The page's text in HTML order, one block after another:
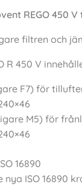
REGO 450
filtren och
R 450 V
F7) för
M5) för
16890
ISO 16890